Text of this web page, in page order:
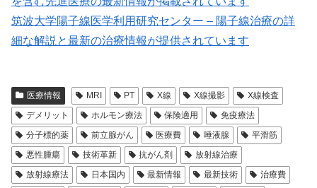
筑波大学陽子線医学利用研究センター – 陽子線治療の詳
細な解説と最新の治療情報が提供されています
医療情報 MRI PT X線 X線撮影
X線検査
デメリット
ホルモン療法 保険適用
免疫療法
分子標的薬
前立腺がん 医療費 唾液腺
平滑筋
悪性腫瘍
技術革新 抗がん剤
放射線治療
放射線療法
日本国内 最新情報 最新技術
治療費